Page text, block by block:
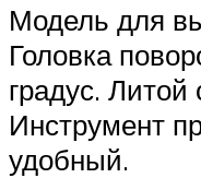
Модель для
Головка
градус.
Инструмент
удобный.